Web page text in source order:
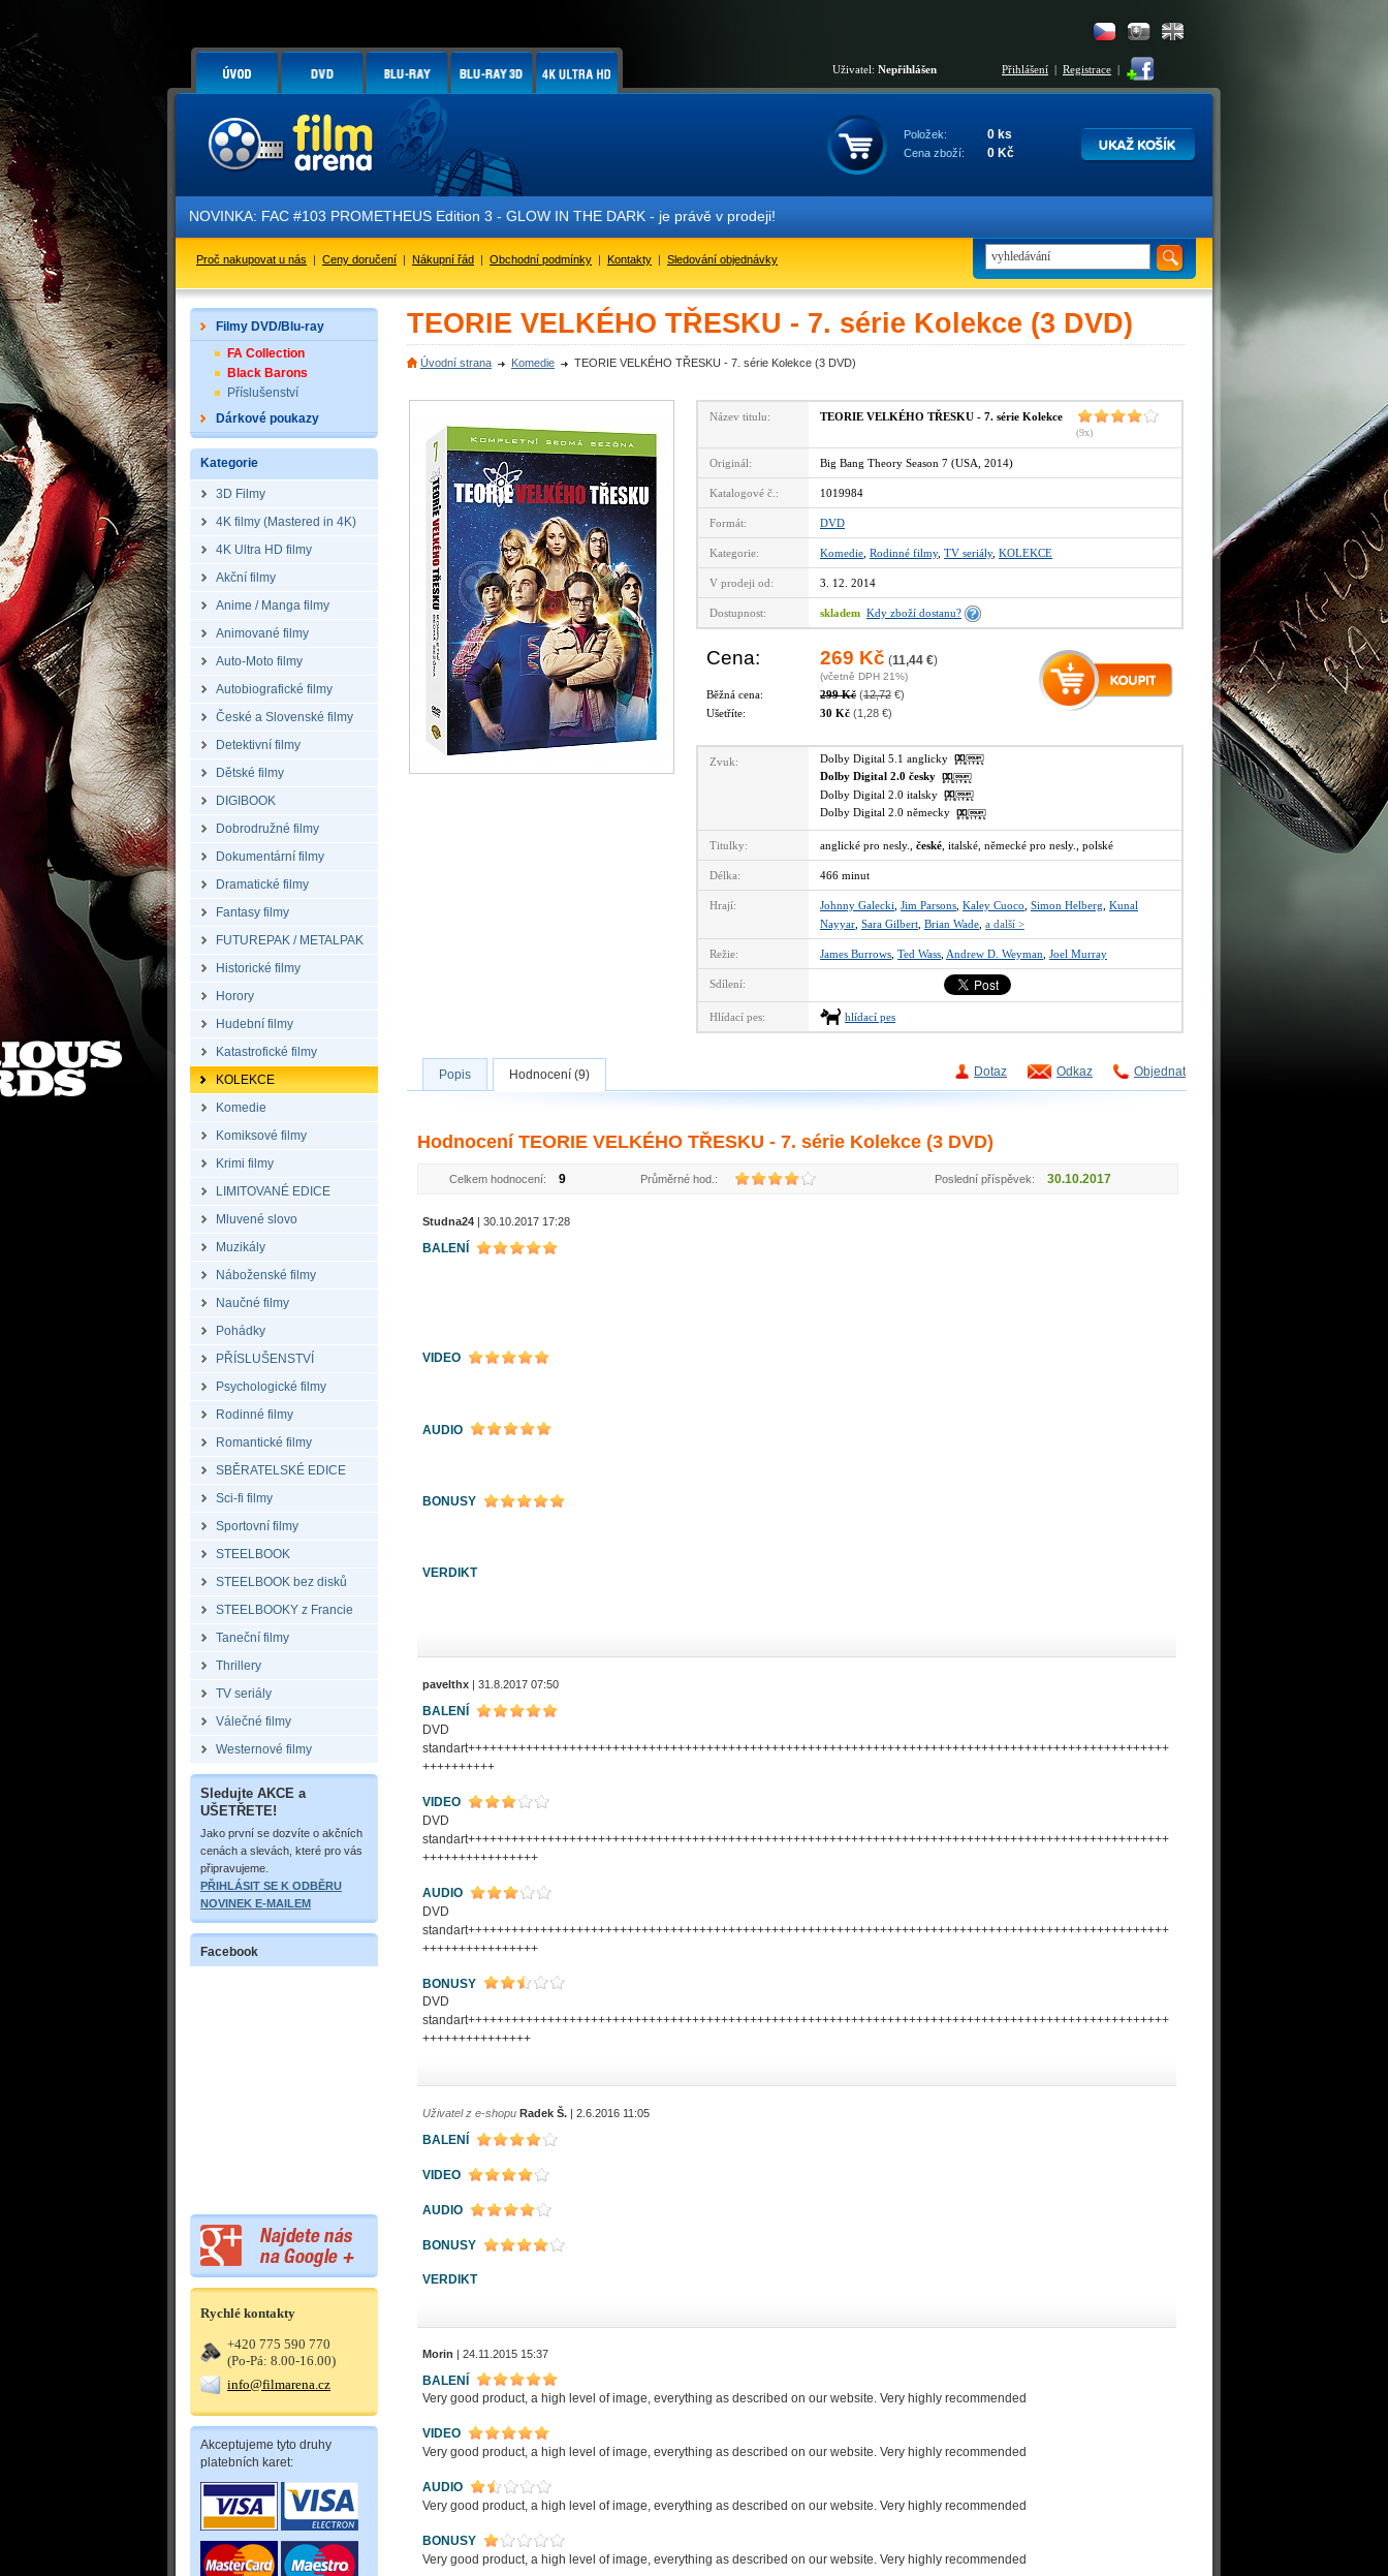
Uživatel: Nepřihlášen Přihlášení | Registrace |
Položek: 0 ks
Cena zboží: 0 Kč
NOVINKA: FAC #103 PROMETHEUS Edition 3 - GLOW IN THE DARK - je právě v prodeji!
Proč nakupovat u nás | Ceny doručení | Nákupní řád | Obchodní podmínky | Kontakty | Sledování objednávky
Filmy DVD/Blu-ray
FA Collection
Black Barons
Příslušenství
Dárkové poukazy
Kategorie
3D Filmy
4K filmy (Mastered in 4K)
4K Ultra HD filmy
Akční filmy
Anime / Manga filmy
Animované filmy
Auto-Moto filmy
Autobiografické filmy
České a Slovenské filmy
Detektivní filmy
Dětské filmy
DIGIBOOK
Dobrodružné filmy
Dokumentární filmy
Dramatické filmy
Fantasy filmy
FUTUREPAK / METALPAK
Historické filmy
Horory
Hudební filmy
Katastrofické filmy
KOLEKCE
Komedie
Komiksové filmy
Krimi filmy
LIMITOVANÉ EDICE
Mluvené slovo
Muzikály
Náboženské filmy
Naučné filmy
Pohádky
PŘÍSLUŠENSTVÍ
Psychologické filmy
Rodinné filmy
Romantické filmy
SBĚRATELSKÉ EDICE
Sci-fi filmy
Sportovní filmy
STEELBOOK
STEELBOOK bez disků
STEELBOOKY z Francie
Taneční filmy
Thrillery
TV seriály
Válečné filmy
Westernové filmy
Sledujte AKCE a
UŠETŘETE!
Jako první se dozvíte o akčních
cenách a slevách, které pro vás
připravujeme.
PŘIHLÁSIT SE K ODBĚRU
NOVINEK E-MAILEM
Facebook
Rychlé kontakty
+420 775 590 770
(Po-Pá: 8.00-16.00)
info@filmarena.cz
Akceptujeme tyto druhy
platebních karet:
TEORIE VELKÉHO TŘESKU - 7. série Kolekce (3 DVD)
Úvodní strana Komedie TEORIE VELKÉHO TŘESKU - 7. série Kolekce (3 DVD)
Název titulu: TEORIE VELKÉHO TŘESKU - 7. série Kolekce
(9x)
Originál: Big Bang Theory Season 7 (USA, 2014)
Katalogové č.: 1019984
Formát: DVD
Kategorie: Komedie Rodinné filmy, TV seriály, KOLEKCE
V prodeji od: 3. 12. 2014
Dostupnost: skladem Kdy zboží dostanu?
Cena: 269 Kč (11,44 €)
(včetně DPH 21%)
Běžná cena: 299 Kč (12,72 €)
Ušetříte:
30 Kč (1,28 €)
Zvuk:
Dolby Digital 5.1 anglicky
Dolby Digital 2.0 česky
Dolby Digital 2.0 italsky
Dolby Digital 2.0 německy
Titulky: anglické pro nesly., české , italské, německé pro nesly., polské
Délka: 466 minut
Hrají: Johnny Galecki Jim Parsons Kaley Cuoco Simon Helberg Kunal
Nayyar Sara Gilbert Brian Wade a další >
Režie: James Burrows Ted Wass Andrew D. Weyman Joel Murray
Sdílení:
Hlídací pes: hlídací pes
Dotaz Odkaz Objednat
Popis Hodnocení (9)
Hodnocení TEORIE VELKÉHO TŘESKU - 7. série Kolekce (3 DVD)
Celkem hodnocení: 9 Průměrné hod.: Poslední příspěvek: 30.10.2017
Studna24 | 30.10.2017 17:28
BALENÍ
VIDEO
AUDIO
BONUSY
VERDIKT
pavelthx | 31.8.2017 07:50
BALENÍ
DVD
standart+++++++++++++++++++++++++++++++++++++++++++++++++++++++++++++++++++++++++++++++++++++++++++++++++
++++++++++
VIDEO
DVD
standart+++++++++++++++++++++++++++++++++++++++++++++++++++++++++++++++++++++++++++++++++++++++++++++++++
++++++++++++++++
AUDIO
DVD
standart+++++++++++++++++++++++++++++++++++++++++++++++++++++++++++++++++++++++++++++++++++++++++++++++++
++++++++++++++++
BONUSY
DVD
standart+++++++++++++++++++++++++++++++++++++++++++++++++++++++++++++++++++++++++++++++++++++++++++++++++
+++++++++++++++
Uživatel z e-shopu Radek Š. | 2.6.2016 11:05
BALENÍ
VIDEO
AUDIO
BONUSY
VERDIKT
Morin | 24.11.2015 15:37
BALENÍ
Very good product, a high level of image, everything as described on our website. Very highly recommended
VIDEO
Very good product, a high level of image, everything as described on our website. Very highly recommended
AUDIO
Very good product, a high level of image, everything as described on our website. Very highly recommended
BONUSY
Very good product, a high level of image, everything as described on our website. Very highly recommended